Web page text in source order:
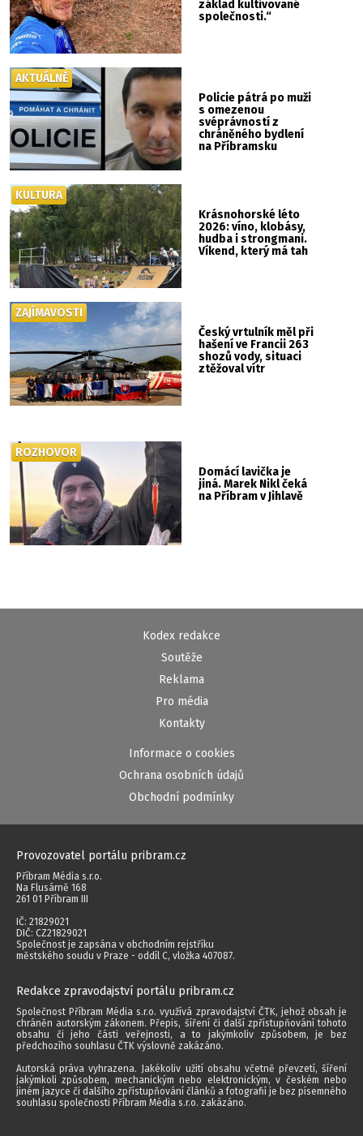
základ kultivované
společnosti.“
Policie pátrá po muži
s omezenou
svéprávností z
chráněného bydlení
na Příbramsku
AKTUÁLNĚ
Krásnohorské léto
2026: víno, klobásy,
hudba i strongmani.
Víkend, který má tah
KULTURA
Český vrtulník měl při
hašení ve Francii 263
shozů vody, situaci
ztěžoval vítr
ZAJÍMAVOSTI
Domácí lavička je
jiná. Marek Nikl čeká
na Příbram v Jihlavě
ROZHOVOR
Kodex redakce
Soutěže
Reklama
Pro média
Kontakty
Informace o cookies
Ochrana osobních údajů
Obchodní podmínky
Provozovatel portálu pribram.cz
Příbram Média s.r.o.
Na Flusárně 168
261 01 Příbram III
IČ: 21829021
DIČ: CZ21829021
Společnost je zapsána v obchodním rejstříku
městského soudu v Praze - oddíl C, vložka 407087.
Redakce zpravodajství portálu pribram.cz
Společnost Příbram Média s.r.o. využívá zpravodajství ČTK, jehož obsah je
chráněn autorským zákonem. Přepis, šíření či další zpřístupňování tohoto
obsahu či jeho části veřejnosti, a to jakýmkoliv způsobem, je bez
předchozího souhlasu ČTK výslovně zakázáno.
Autorská práva vyhrazena. Jakékoliv užití obsahu včetně převzetí, šíření
jakýmkoli způsobem, mechanickým nebo elektronickým, v českém nebo
jiném jazyce či dalšího zpřístupňování článků a fotografií je bez písemného
souhlasu společnosti Příbram Média s.r.o. zakázáno.